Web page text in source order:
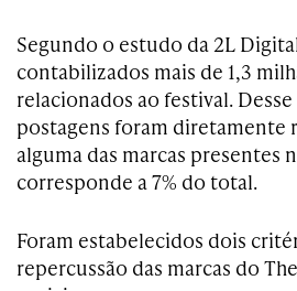
Segundo o estudo da 2L
contabilizados mais de 1,3
relacionados ao festival.
postagens foram diretamente
alguma das marcas presentes
corresponde a 7% do total.
Foram estabelecidos dois
repercussão das marcas do